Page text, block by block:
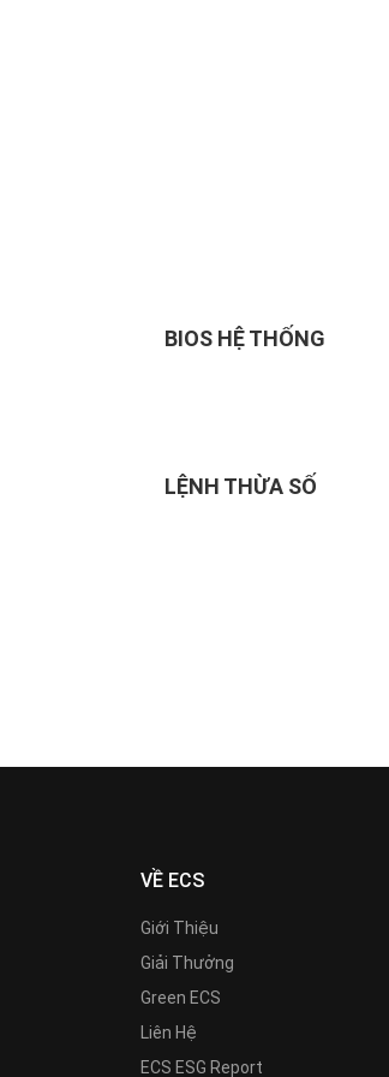
BIOS HỆ THỐNG
LỆNH THỪA SỐ
VỀ ECS
Giới Thiệu
Giải Thưởng
Green ECS
Liên Hệ
ECS ESG Report